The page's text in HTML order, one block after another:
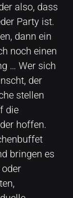
also, dass
Party ist.
dann ein
noch einen
… Wer sich
der
stellen
die
hoffen.
bringen es